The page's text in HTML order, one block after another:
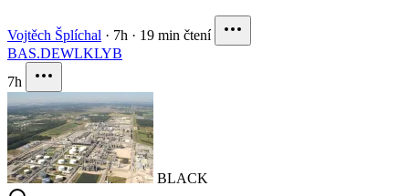
Vojtěch Šplíchal · 7h · 19 min čtení
BAS.DEWLKLYB
7h
BLACK